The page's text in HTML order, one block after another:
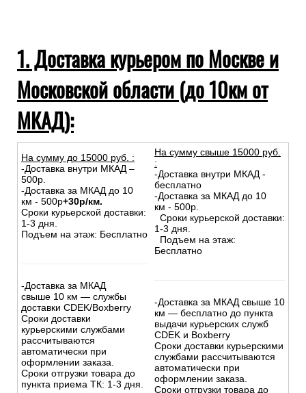
1. Доставка курьером по Москве и
Московской области (до 10км от
МКАД):
На сумму до 15000 руб. :
-Доставка внутри МКАД –
500р.
-Доставка за МКАД до 10
км - 500р+30р/км.
Сроки курьерской доставки:
1-3 дня.
Подъем на этаж: Бесплатно
-Доставка за МКАД
свыше 10 км — службы
доставки CDEK/Boxberry
Сроки доставки
курьерскими службами
рассчитываются
автоматически при
оформлении заказа.
Сроки отгрузки товара до
пункта приема ТК: 1-3 дня.
На сумму свыше 15000 руб.
:
-Доставка внутри МКАД -
бесплатно
-Доставка за МКАД до 10
км - 500р.
Сроки курьерской доставки:
1-3 дня.
Подъем на этаж:
Бесплатно
-Доставка за МКАД свыше 10
км — бесплатно до пункта
выдачи курьерских служб
CDEK и Boxberry
Сроки доставки курьерскими
службами рассчитываются
автоматически при
оформлении заказа.
Сроки отгрузки товара до